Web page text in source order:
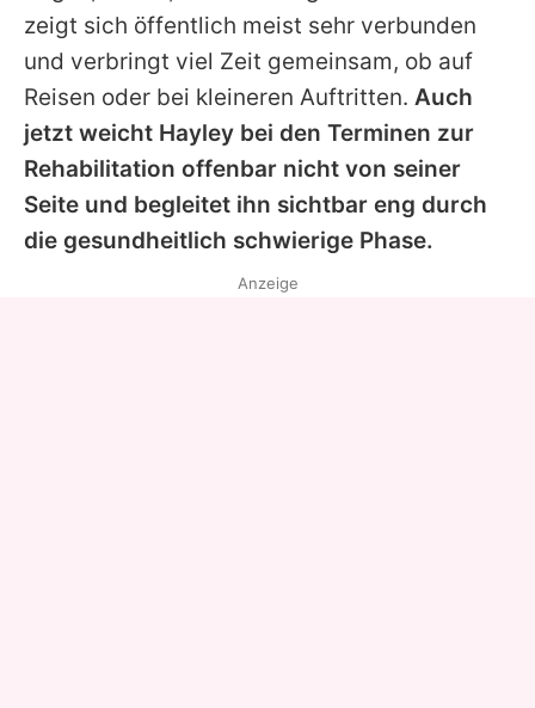
zeigt sich öffentlich meist sehr verbunden
und verbringt viel Zeit gemeinsam, ob auf
Reisen oder bei kleineren Auftritten. Auch
jetzt weicht Hayley bei den Terminen zur
Rehabilitation offenbar nicht von seiner
Seite und begleitet ihn sichtbar eng durch
die gesundheitlich schwierige Phase.
Anzeige